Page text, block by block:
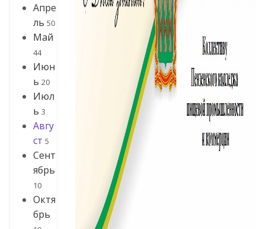
Апре
ль 50
Май
44
Июн
ь 20
Июл
ь 3
Авгу
ст 5
Сент
ябрь
10
Октя
брь